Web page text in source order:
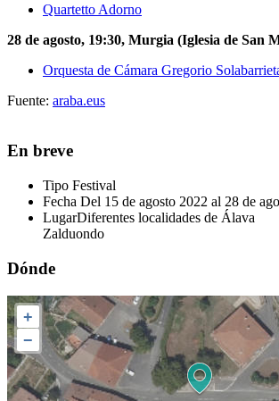
Quartetto Adorno
28 de agosto, 19:30, Murgia (Iglesia de San
Orquesta de Cámara Gregorio
Fuente: araba.eus
En breve
Tipo Festival
Fecha Del 15 de agosto 2022 al 28 de
LugarDiferentes localidades de Álava
Zalduondo
Dónde
+
−